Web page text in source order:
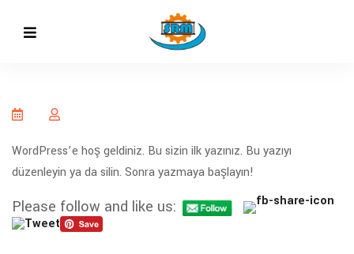
WordPress’e hoş geldiniz. Bu sizin ilk yazınız. Bu yazıyı
düzenleyin ya da silin. Sonra yazmaya başlayın!
Please follow and like us: